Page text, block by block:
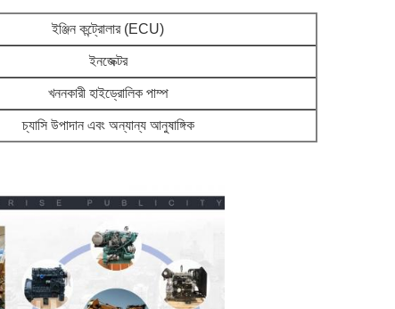
ইঞ্জিন কন্ট্রোলার (ECU)
ইনজেক্টর
খননকারী হাইড্রোলিক পাম্প
চ্যাসি উপাদান এবং অন্যান্য আনুষাঙ্গিক